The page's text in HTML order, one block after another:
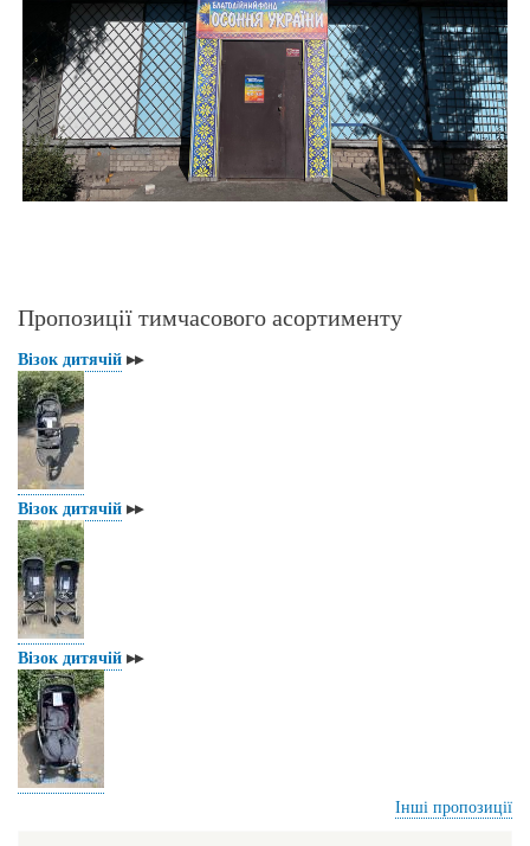
Пропозиції тимчасового асортименту
Візок дитячій▸▸
Візок дитячій▸▸
Візок дитячій▸▸
Інші пропозиції